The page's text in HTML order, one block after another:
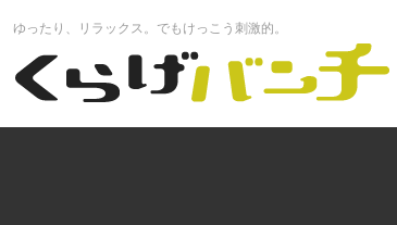
くらげバンチ
ゆったり、リラックス。でもけっこう刺激的。